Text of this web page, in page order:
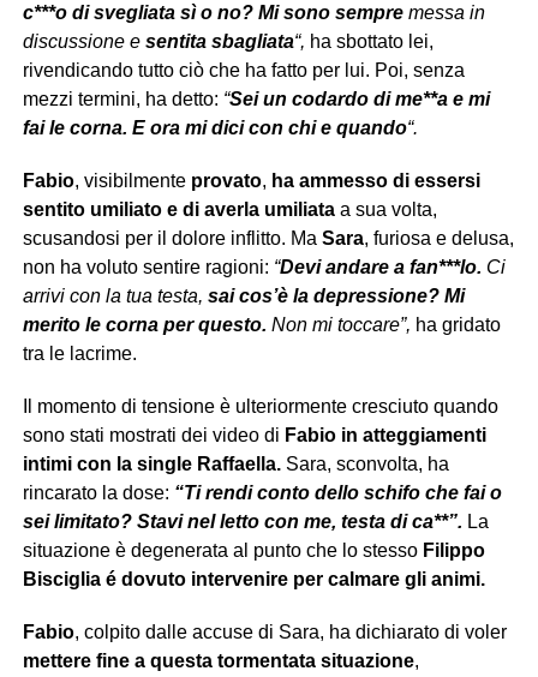
c***o di svegliata sì o no? Mi sono sempremessa in
discussione e sentita sbagliata“, ha sbottato lei,
rivendicando tutto ciò che ha fatto per lui. Poi, senza
mezzi termini, ha detto: “Sei un codardo di me**a e mi
fai le corna. E ora mi dici con chi e quando“.
Fabio, visibilmente provato, ha ammesso di essersi
sentito umiliato e di averla umiliataa sua volta,
scusandosi per il dolore inflitto. Ma Sara, furiosa e delusa,
non ha voluto sentire ragioni: “Devi andare a fan***lo. Ci
arrivi con la tua testa, sai cos’è la depressione? Mi
merito le corna per questo. Non mi toccare”, ha gridato
tra le lacrime.
Il momento di tensione è ulteriormente cresciuto quando
sono stati mostrati dei video di Fabio in atteggiamenti
intimi con la single Raffaella.Sara, sconvolta, ha
rincarato la dose: “Ti rendi conto dello schifo che fai o
sei limitato? Stavi nel letto con me, testa di ca**”. La
situazione è degenerata al punto che lo stesso Filippo
Bisciglia é dovuto intervenire per calmare gli animi.
Fabio, colpito dalle accuse di Sara, ha dichiarato di voler
mettere fine a questa tormentata situazione,